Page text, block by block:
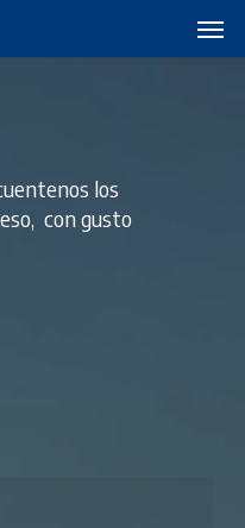
los
con gusto